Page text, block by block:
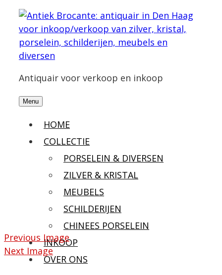
Antiquair voor verkoop en inkoop
Menu
HOME
COLLECTIE
PORSELEIN & DIVERSEN
ZILVER & KRISTAL
MEUBELS
SCHILDERIJEN
CHINEES PORSELEIN
INKOOP
OVER ONS
Previous Image
Next Image